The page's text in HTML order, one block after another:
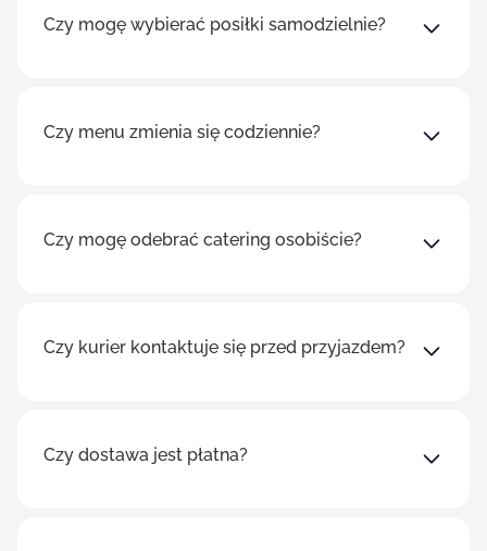
Czy mogę wybierać posiłki samodzielnie?
Czy menu zmienia się codziennie?
Czy mogę odebrać catering osobiście?
Czy kurier kontaktuje się przed przyjazdem?
Czy dostawa jest płatna?